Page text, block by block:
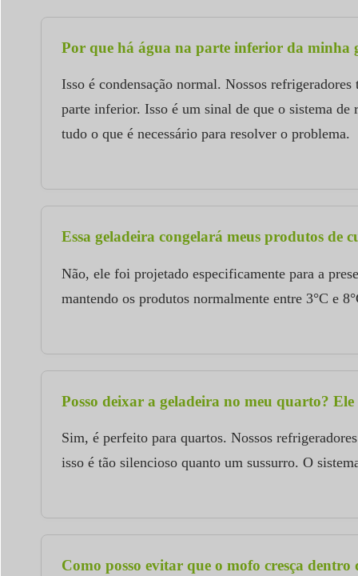
Por que há água na parte inferior da minha
Isso é condensação normal. Nossos
parte inferior. Isso é um sinal de que o sistema
tudo o que é necessário para resolver o problema.
Essa geladeira congelará meus produtos de
Não, ele foi projetado especificamente para a
mantendo os produtos normalmente entre 3°C e
Posso deixar a geladeira no meu quarto?
Sim, é perfeito para quartos. Nossos
isso é tão silencioso quanto um sussurro. O
Como posso evitar que o mofo cresça dentro